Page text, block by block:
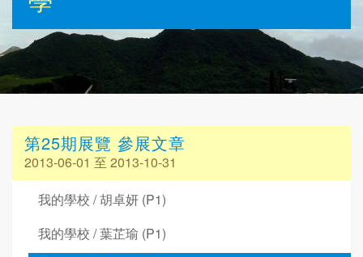
第25期展覽 參展文章
2013-06-01 至 2013-10-31
我的學校 / 胡卓妍 (P1)
我的學校 / 葉芷瑜 (P1)